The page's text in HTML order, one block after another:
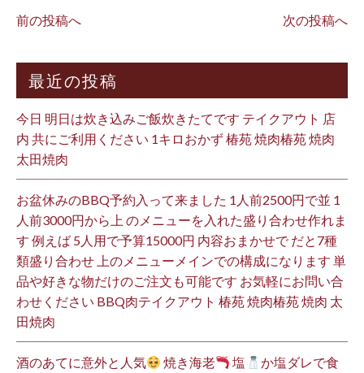
前の投稿へ 次の投稿へ
最近の投稿
今日 明日は炊き込みご飯炊きたてです テイクアウト 店
内 共にご利用ください 1キロおかず 椿苑 焼肉椿苑 焼肉
太田焼肉
お盆休みのBBQ予約入って来ました 1人前2500円で並 1
人前3000円から上 のメニューを入れた盛り合わせ作れま
す 例えば 5人用で予算15000円 内容おまかせで だと7種
類盛り合わせ 上のメニューメインでの構成になります 単
品や好きな物だけのご注文も可能です お気軽にお問い合
わせください BBQ肉テイクアウト 椿苑 焼肉椿苑 焼肉 太
田焼肉
酒のあてに意外と人気 焼き海老 塩 か塩ダレで食